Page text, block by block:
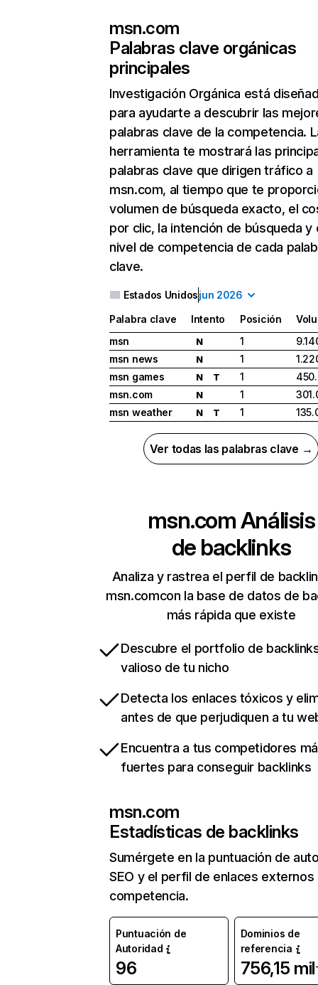
msn.com
Palabras clave orgánicas
principales
Investigación Orgánica está
para ayudarte a descubrir las
palabras clave de la competencia.
herramienta te mostrará las
palabras clave que dirigen tráfico a
msn.com, al tiempo que te
volumen de búsqueda exacto, el
por clic, la intención de búsqueda y
nivel de competencia de cada
clave.
Estados Unidosjun 2026
Palabra clave Intento Posición
msn
N 1
msn news
N 1
msn games
N T 1
msn.com
N 1
msn weather
N T 1
Ver todas las palabras clave →
msn.comAnálisis
de backlinks
Analiza y rastrea el perfil de
msn.comcon la base de datos de
más rápida que existe
Descubre el portfolio de
valioso de tu nicho
Detecta los enlaces tóxicos y
antes de que perjudiquen a tu
Encuentra a tus competidores
fuertes para conseguir backlinks
msn.com
Estadísticas de backlinks
Sumérgete en la puntuación de
SEO y el perfil de enlaces externos
competencia.
Puntuación de
Autoridad
96
Dominios de
referencia
756,15 mil